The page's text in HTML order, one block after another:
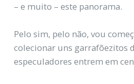
– e muito – este panorama.
Pelo sim, pelo não, vou
colecionar uns garrafõezitos
especuladores entrem em